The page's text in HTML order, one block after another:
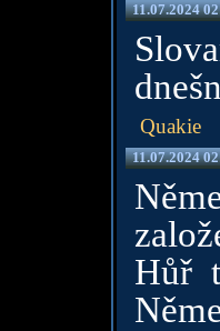
11.07.2024
Quakie
11.07.2024
Hůř